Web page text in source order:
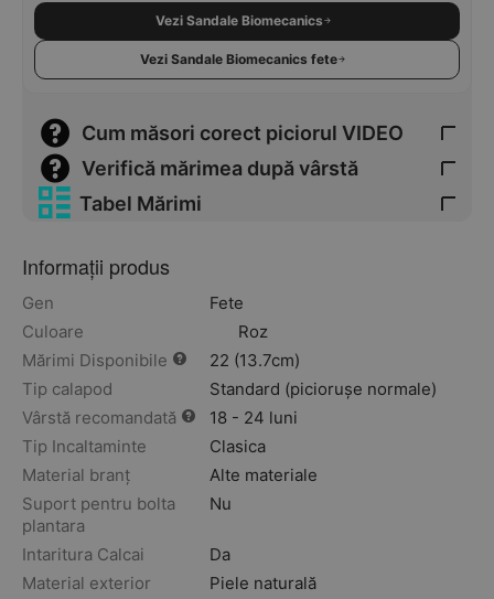
Vezi Sandale Biomecanics
Vezi Sandale Biomecanics fete
Cum măsori corect piciorul VIDEO
Verifică mărimea după vârstă
Tabel Mărimi
Informații produs
Gen
Fete
Culoare
Roz
Mărimi Disponibile
22 (13.7cm)
Tip calapod
Standard (piciorușe normale)
Vârstă recomandată
18 - 24 luni
Tip Incaltaminte
Clasica
Material branț
Alte materiale
Suport pentru bolta
plantara
Nu
Intaritura Calcai
Da
Material exterior
Piele naturală